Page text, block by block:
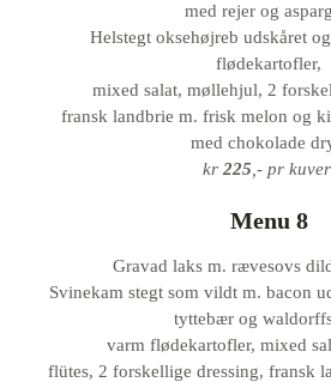
med rejer og
Helstegt oksehøjreb udskåret
flødekartofler,
mixed salat, møllehjul, 2
fransk landbrie m. frisk melon og
med chokolade
kr 225 ,- pr
Menu 8
Gravad laks m. rævesovs
Svinekam stegt som vildt m. bacon
tyttebær og
varm flødekartofler, mixed
flütes, 2 forskellige dressing, fransk